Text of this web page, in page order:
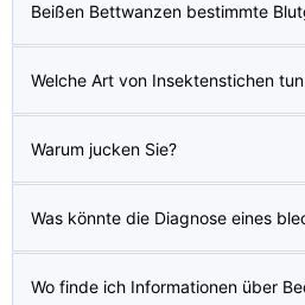
Beißen Bettwanzen bestimmte
Welche Art von Insektenstichen
Warum jucken Sie?
Wo finde ich Informationen über